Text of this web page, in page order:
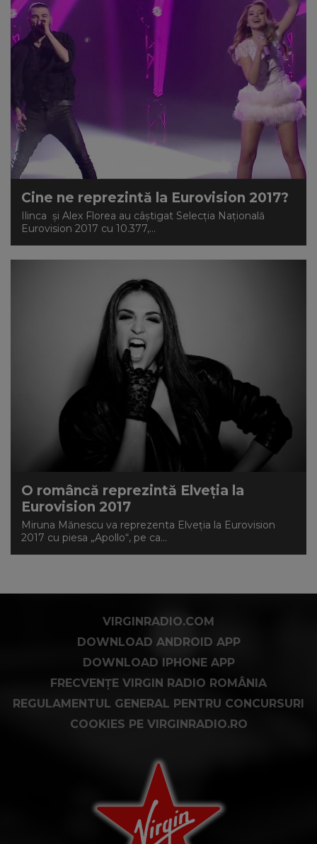
Cine ne reprezintă la Eurovision 2017?
Ilinca și Alex Florea au câștigat Selecția Națională
Eurovision 2017 cu 10.377,...
O româncă reprezintă Elveţia la
Eurovision 2017
Miruna Mănescu va reprezenta Elveţia la Eurovision
2017 cu piesa „Apollo“, pe ca...
VIRGINRADIO.COM
DOWNLOAD ANDROID APP
DOWNLOAD IPHONE APP
FRECVENȚE VIRGIN RADIO ROMÂNIA
REGULAMENTUL GENERAL PENTRU CONCURSURI
COOKIES PE VIRGINRADIO.RO